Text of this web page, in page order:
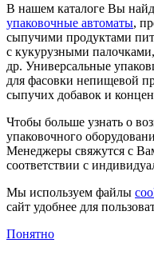
В нашем каталоге Вы
упаковочные автоматы,
сыпучими продуктами
с кукурузными
др. Универсальные
для фасовки непищевой
сыпучих добавок и
Чтобы больше узнать о
упаковочного
Менеджеры свяжутся с
соответствии с
Мы используем файлы
сайт удобнее для
Понятно